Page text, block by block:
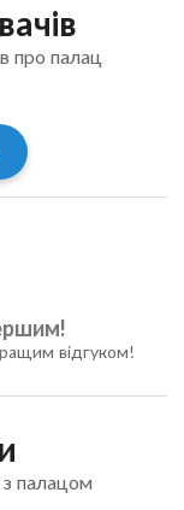
про палац
відгуком!
з палацом